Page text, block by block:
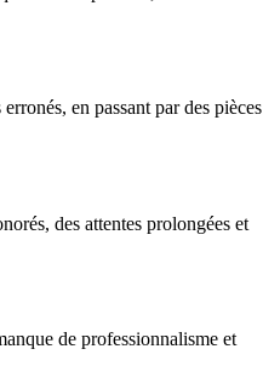
en passant par des pièces
des attentes prolongées et
de professionnalisme et